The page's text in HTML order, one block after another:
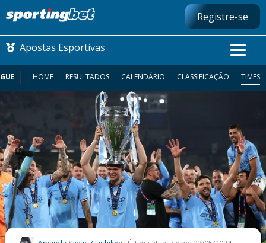
Registre-se
Apostas Esportivas
CONMEBOL LIBERTADORES
FUTEBOL NACIONAL
FUTEBOL INTERNACIONAL
COMO APOSTAR
MAIS ESPORTES
HOME RESULTADOS CALENDÁRIO CLASSIFICAÇÃO TIMES